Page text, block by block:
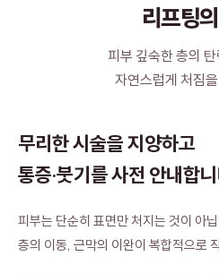
리프팅
피부 깊숙한 층의
자연스럽게 처짐
무리한 시술을 지양하고
통증·붓기를 사전 안내합
피부는 단순히 표면만 처지는 것이 아
층의 이동, 근막의 이완이 복합적으로